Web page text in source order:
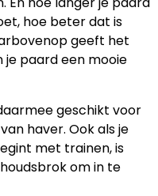
hoe beter dat is
geeft het
je paard een mooie
geschikt voor
haver. Ook als je
met trainen, is
om in te